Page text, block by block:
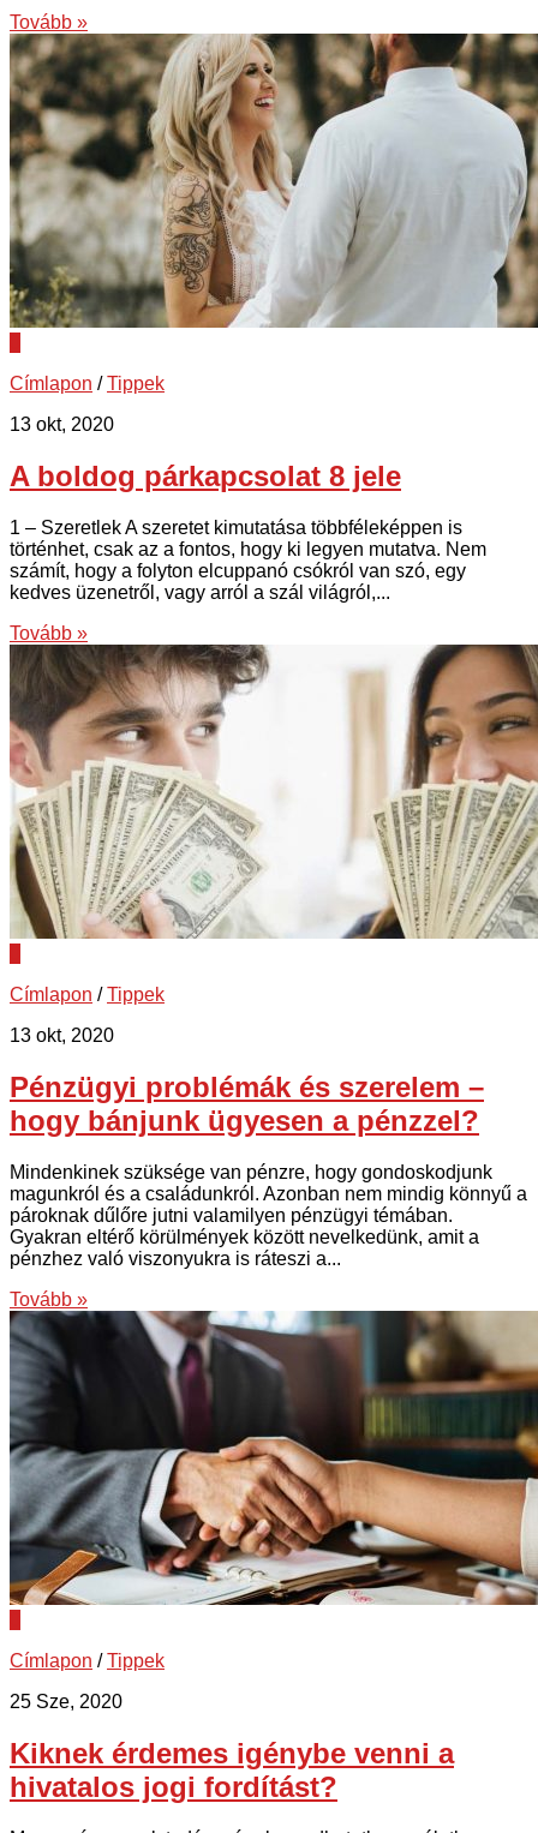
Tovább »
Címlapon /Tippek
13 okt, 2020
A boldog párkapcsolat 8 jele
1 – Szeretlek A szeretet kimutatása többféleképpen is
történhet, csak az a fontos, hogy ki legyen mutatva. Nem
számít, hogy a folyton elcuppanó csókról van szó, egy
kedves üzenetről, vagy arról a szál világról,...
Tovább »
Címlapon /Tippek
13 okt, 2020
Pénzügyi problémák és szerelem –
hogy bánjunk ügyesen a pénzzel?
Mindenkinek szüksége van pénzre, hogy gondoskodjunk
magunkról és a családunkról. Azonban nem mindig könnyű a
pároknak dűlőre jutni valamilyen pénzügyi témában.
Gyakran eltérő körülmények között nevelkedünk, amit a
pénzhez való viszonyukra is ráteszi a...
Tovább »
Címlapon /Tippek
25 Sze, 2020
Kiknek érdemes igénybe venni a
hivatalos jogi fordítást?